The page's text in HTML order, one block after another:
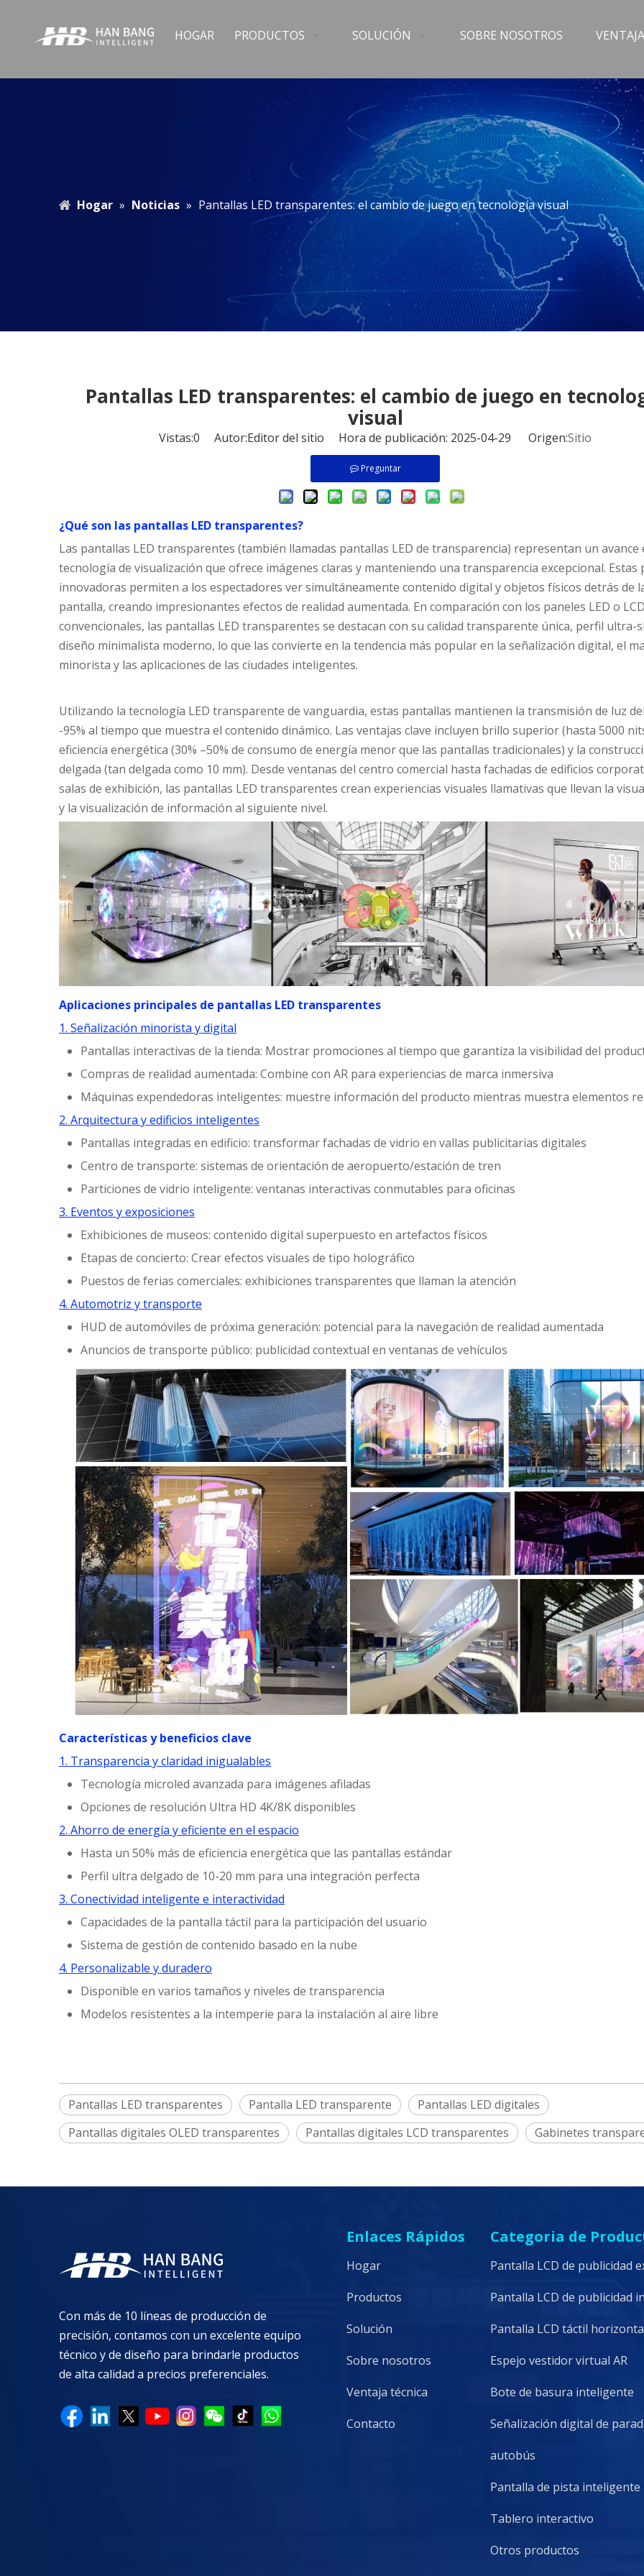
HOGAR PRODUCTOS SOLUCIÓN SOBRE NOSOTROS
Hogar » Noticias » Pantallas LED transparentes: el cambio de juego en tecnología visual
Pantallas LED transparentes: el cambio de juego en
visual
Vistas:0 Autor:Editor del sitio Hora de publicación: 2025-04-29 Origen:Sitio
Preguntar
¿Qué son las pantallas LED transparentes?
Las pantallas LED transparentes (también llamadas pantallas LED de transparencia) representan un avance
tecnología de visualización que ofrece imágenes claras y manteniendo una transparencia excepcional. Estas
innovadoras permiten a los espectadores ver simultáneamente contenido digital y objetos físicos detrás de
pantalla, creando impresionantes efectos de realidad aumentada. En comparación con los paneles LED o LCD
convencionales, las pantallas LED transparentes se destacan con su calidad transparente única, perfil ultra-
diseño minimalista moderno, lo que las convierte en la tendencia más popular en la señalización digital, el
minorista y las aplicaciones de las ciudades inteligentes.
Utilizando la tecnología LED transparente de vanguardia, estas pantallas mantienen la transmisión de luz
-95% al ​​tiempo que muestra el contenido dinámico. Las ventajas clave incluyen brillo superior (hasta 5000
eficiencia energética (30% –50% de consumo de energía menor que las pantallas tradicionales) y la
delgada (tan delgada como 10 mm). Desde ventanas del centro comercial hasta fachadas de edificios
salas de exhibición, las pantallas LED transparentes crean experiencias visuales llamativas que llevan la
y la visualización de información al siguiente nivel.
Aplicaciones principales de pantallas LED transparentes
1. Señalización minorista y digital
Pantallas interactivas de la tienda: Mostrar promociones al tiempo que garantiza la visibilidad del
Compras de realidad aumentada: Combine con AR para experiencias de marca inmersiva
Máquinas expendedoras inteligentes: muestre información del producto mientras muestra elementos
2. Arquitectura y edificios inteligentes
Pantallas integradas en edificio: transformar fachadas de vidrio en vallas publicitarias digitales
Centro de transporte: sistemas de orientación de aeropuerto/estación de tren
Particiones de vidrio inteligente: ventanas interactivas conmutables para oficinas
3. Eventos y exposiciones
Exhibiciones de museos: contenido digital superpuesto en artefactos físicos
Etapas de concierto: Crear efectos visuales de tipo holográfico
Puestos de ferias comerciales: exhibiciones transparentes que llaman la atención
4. Automotriz y transporte
HUD de automóviles de próxima generación: potencial para la navegación de realidad aumentada
Anuncios de transporte público: publicidad contextual en ventanas de vehículos
Características y beneficios clave
1. Transparencia y claridad inigualables
Tecnología microled avanzada para imágenes afiladas
Opciones de resolución Ultra HD 4K/8K disponibles
2. Ahorro de energía y eficiente en el espacio
Hasta un 50% más de eficiencia energética que las pantallas estándar
Perfil ultra delgado de 10-20 mm para una integración perfecta
3. Conectividad inteligente e interactividad
Capacidades de la pantalla táctil para la participación del usuario
Sistema de gestión de contenido basado en la nube
4. Personalizable y duradero
Disponible en varios tamaños y niveles de transparencia
Modelos resistentes a la intemperie para la instalación al aire libre
Pantallas LED transparentes Pantalla LED transparente
Pantallas LED digitales
Pantallas digitales OLED transparentes
Pantallas digitales LCD transparentes Gabinetes
Con más de 10 líneas de producción de
precisión, contamos con un excelente equipo
técnico y de diseño para brindarle productos
de alta calidad a precios preferenciales.
Enlaces Rápidos
Hogar
Productos
Solución
Sobre nosotros
Ventaja técnica
Contacto
Categoria de
Pantalla LCD de publicidad
Pantalla LCD de publicidad
Pantalla LCD táctil
Espejo vestidor virtual AR
Bote de basura inteligente
Señalización digital de
autobús
Pantalla de pista inteligente
Tablero interactivo
Otros productos